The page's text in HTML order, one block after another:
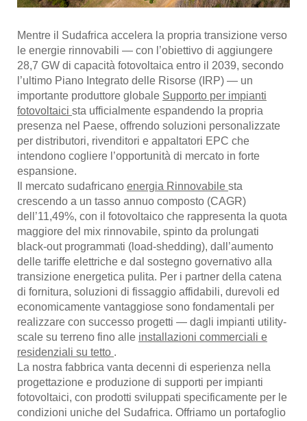
Mentre il Sudafrica accelera la propria transizione verso
le energie rinnovabili — con l’obiettivo di aggiungere
28,7 GW di capacità fotovoltaica entro il 2039, secondo
l’ultimo Piano Integrato delle Risorse (IRP) — un
importante produttore globale Supporto per impianti
fotovoltaici sta ufficialmente espandendo la propria
presenza nel Paese, offrendo soluzioni personalizzate
per distributori, rivenditori e appaltatori EPC che
intendono cogliere l’opportunità di mercato in forte
espansione.
Il mercato sudafricano energia Rinnovabile sta
crescendo a un tasso annuo composto (CAGR)
dell’11,49%, con il fotovoltaico che rappresenta la quota
maggiore del mix rinnovabile, spinto da prolungati
black-out programmati (load-shedding), dall’aumento
delle tariffe elettriche e dal sostegno governativo alla
transizione energetica pulita. Per i partner della catena
di fornitura, soluzioni di fissaggio affidabili, durevoli ed
economicamente vantaggiose sono fondamentali per
realizzare con successo progetti — dagli impianti utility-
scale su terreno fino alle installazioni commerciali e
residenziali su tetto .
La nostra fabbrica vanta decenni di esperienza nella
progettazione e produzione di supporti per impianti
fotovoltaici, con prodotti sviluppati specificamente per le
condizioni uniche del Sudafrica. Offriamo un portafoglio